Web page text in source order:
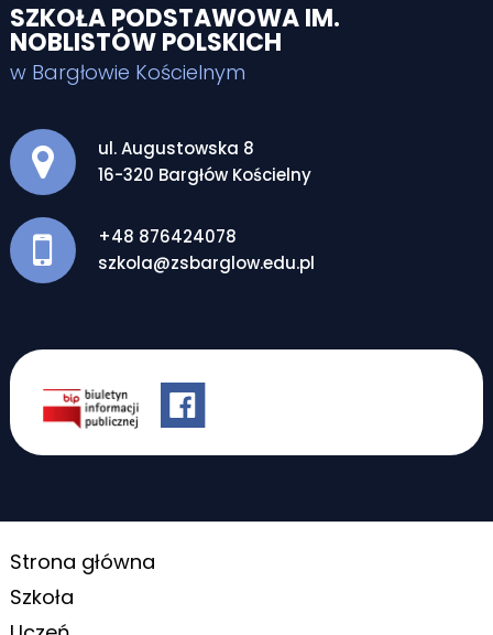
SZKOŁA PODSTAWOWA IM.
NOBLISTÓW POLSKICH
w Bargłowie Kościelnym
Adres pocztowy:
ul. Augustowska 8
16-320 Bargłów Kościelny
+48 876424078
szkola@zsbarglow.edu.pl
Strona główna
Szkoła